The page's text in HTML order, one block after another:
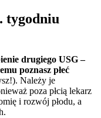
tygodniu
drugiego USG –
poznasz płeć
Należy je
poza płcią lekarz
i rozwój płodu, a